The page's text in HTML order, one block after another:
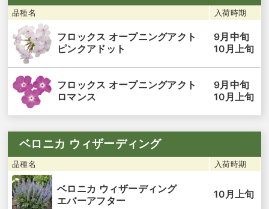
品種名 入荷時期
フロックス オープニングアクト
ピンクアドット
9月中旬
10月上旬
フロックス オープニングアクト
ロマンス
9月中旬
10月上旬
ベロニカ ウィザーディング
品種名 入荷時期
ベロニカ ウィザーディング
エバーアフター
10月上旬